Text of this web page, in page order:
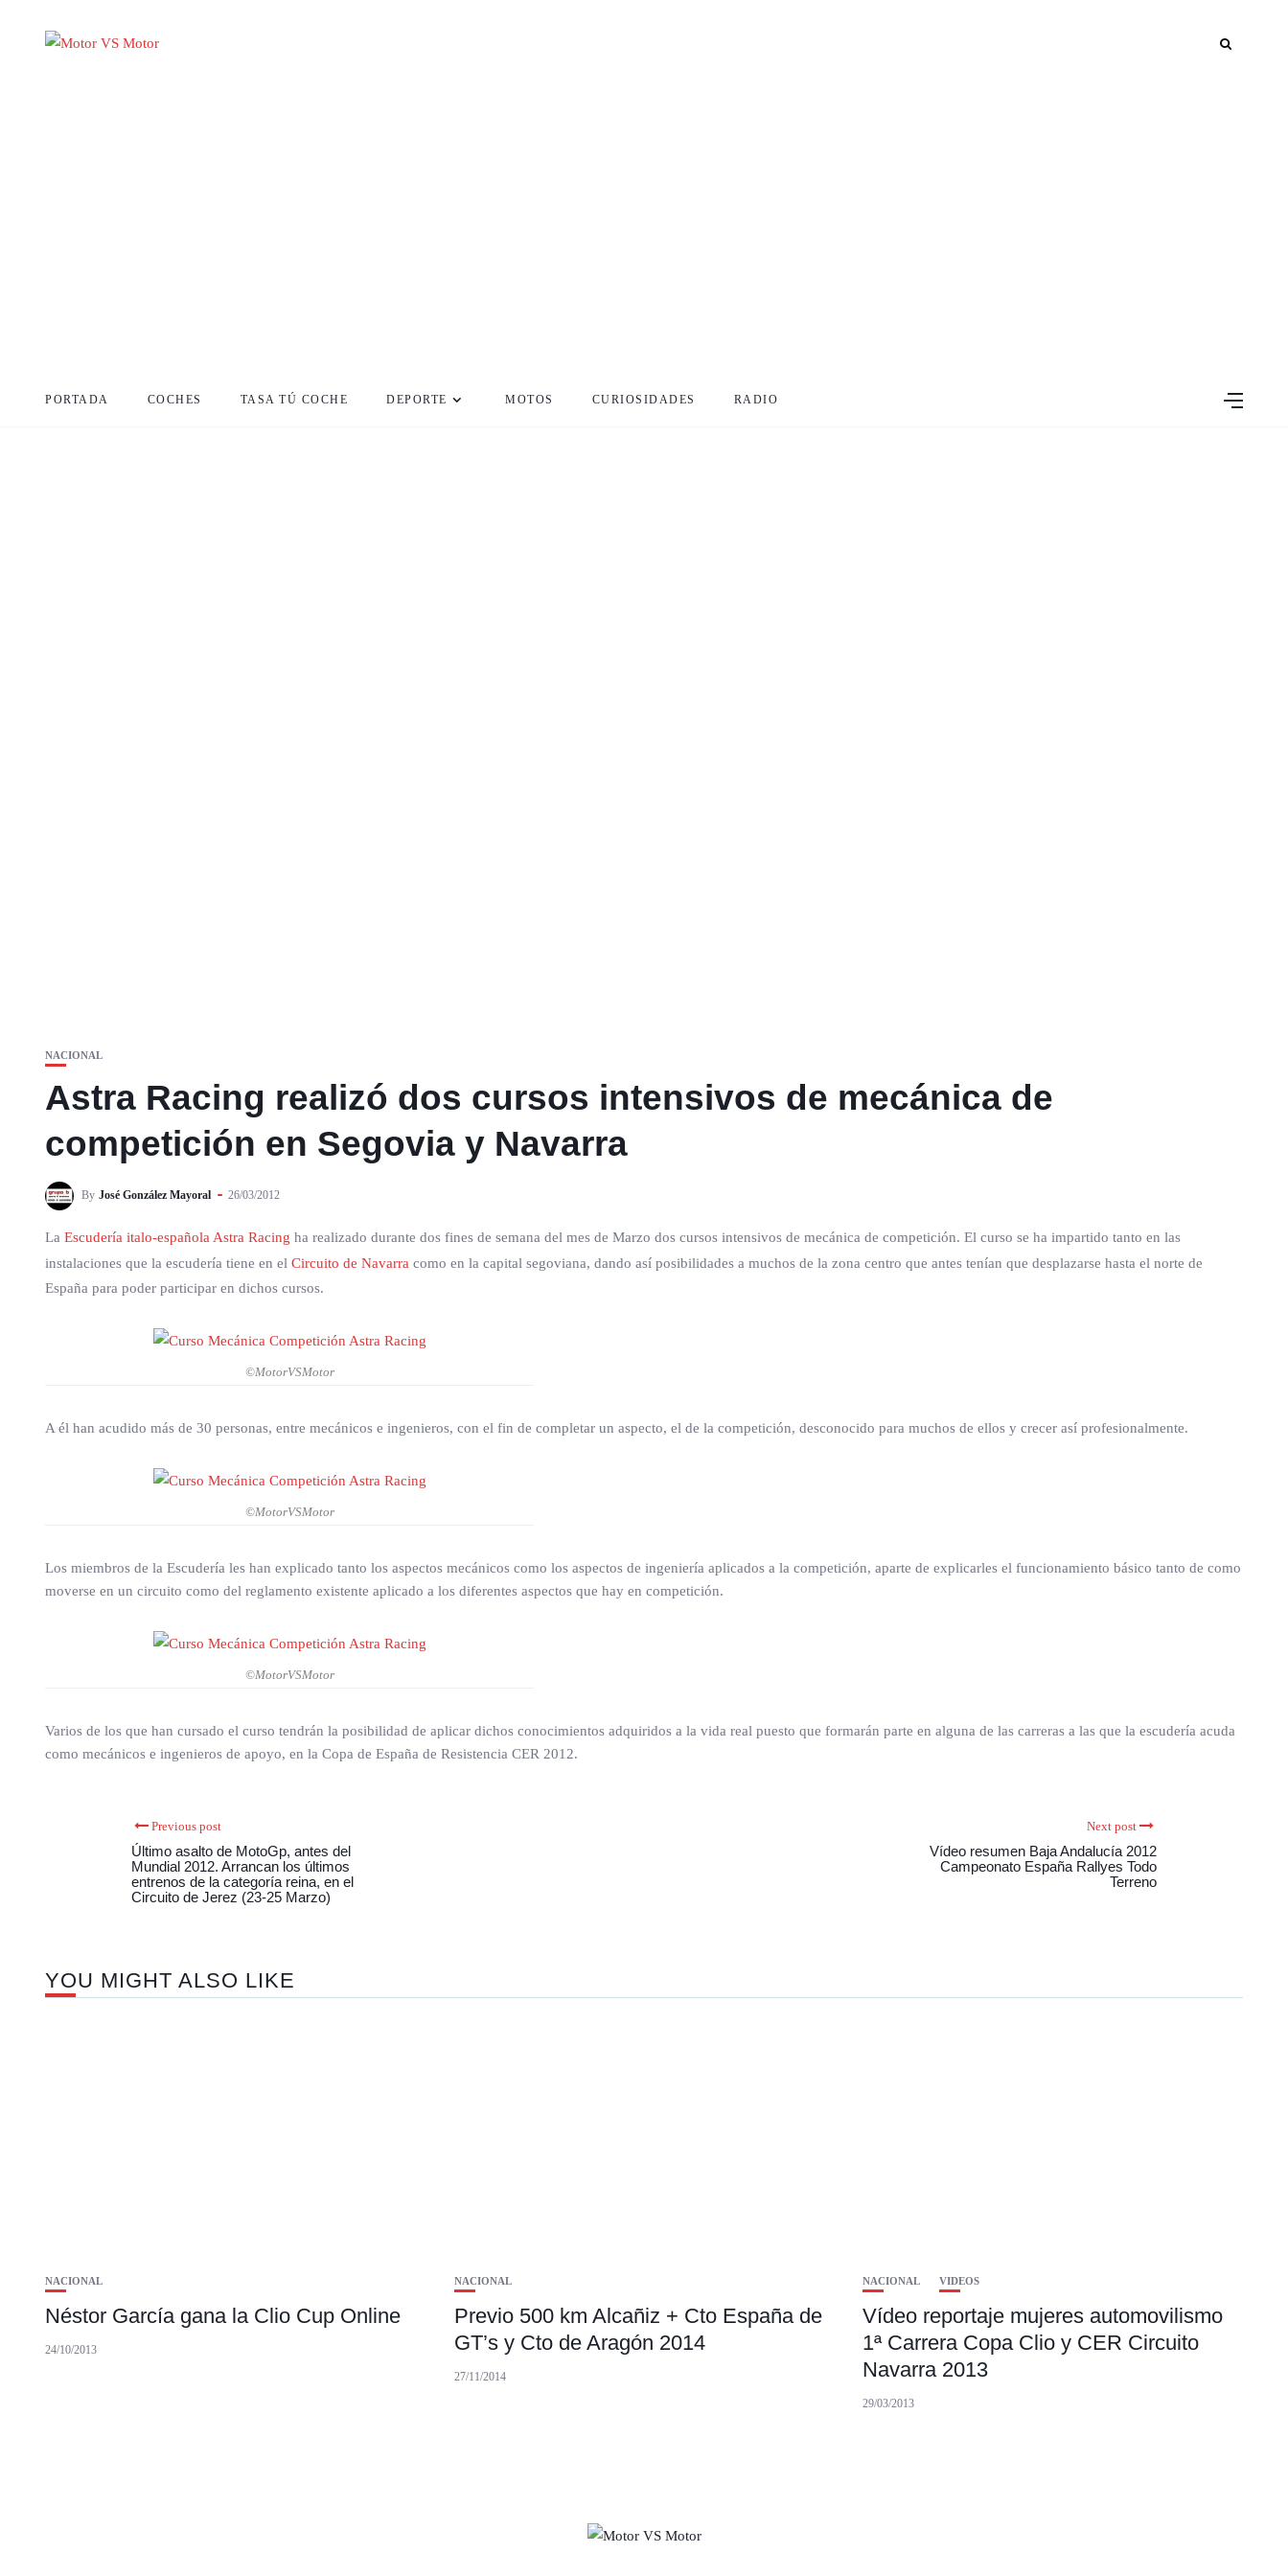
PORTADA COCHES TASA TÚ COCHE DEPORTE MOTOS CURIOSIDADES RADIO
NACIONAL
Astra Racing realizó dos cursos intensivos de mecánica de
competición en Segovia y Navarra
By José González Mayoral 26/03/2012
La Escudería italo-española Astra Racing ha realizado durante dos fines de semana del mes de Marzo dos cursos intensivos de mecánica de competición. El curso se ha impartido tanto en las
instalaciones que la escudería tiene en el Circuito de Navarra como en la capital segoviana, dando así posibilidades a muchos de la zona centro que antes tenían que desplazarse hasta el norte de
España para poder participar en dichos cursos.
©MotorVSMotor
A él han acudido más de 30 personas, entre mecánicos e ingenieros, con el fin de completar un aspecto, el de la competición, desconocido para muchos de ellos y crecer así profesionalmente.
©MotorVSMotor
Los miembros de la Escudería les han explicado tanto los aspectos mecánicos como los aspectos de ingeniería aplicados a la competición, aparte de explicarles el funcionamiento básico tanto de como
moverse en un circuito como del reglamento existente aplicado a los diferentes aspectos que hay en competición.
©MotorVSMotor
Varios de los que han cursado el curso tendrán la posibilidad de aplicar dichos conocimientos adquiridos a la vida real puesto que formarán parte en alguna de las carreras a las que la escudería acuda
como mecánicos e ingenieros de apoyo, en la Copa de España de Resistencia CER 2012.
Previous post
Último asalto de MotoGp, antes del
Mundial 2012. Arrancan los últimos
entrenos de la categoría reina, en el
Circuito de Jerez (23-25 Marzo)
Next post
Vídeo resumen Baja Andalucía 2012
Campeonato España Rallyes Todo
Terreno
YOU MIGHT ALSO LIKE
NACIONAL
Néstor García gana la Clio Cup Online
24/10/2013
NACIONAL
Previo 500 km Alcañiz + Cto España de
GT’s y Cto de Aragón 2014
27/11/2014
NACIONAL VIDEOS
Vídeo reportaje mujeres automovilismo
1ª Carrera Copa Clio y CER Circuito
Navarra 2013
29/03/2013